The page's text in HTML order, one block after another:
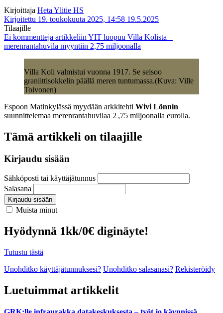
Kirjoittaja Heta Ylitie HS
Kirjoitettu 19. toukokuuta 2025, 14:58 19.5.2025
Tilaajille
Ei kommentteja artikkeliin YIT luopuu Villa Kolista –
merenrantahuvila myyntiin 2,75 miljoonalla
Villa Koli valmistui vuonna 1917. Se seisoo
graniittisokkelin päällä meren tuntumassa.(Kuva: Ville
Toivonen)
Espoon Matinkylässä myydään arkkitehti Wivi Lönnin
suunnittelemaa merenranta­huvilaa 2 ,75 miljoonalla eurolla.
Tämä artikkeli on tilaajille
Kirjaudu sisään
Sähköposti tai käyttäjätunnus
Salasana
Kirjaudu sisään
Muista minut
Hyödynnä 1kk/0€ diginäyte!
Tutustu tästä
Unohditko käyttäjätunnuksesi? Unohditko salasanasi? Rekisteröidy
Luetuimmat artikkelit